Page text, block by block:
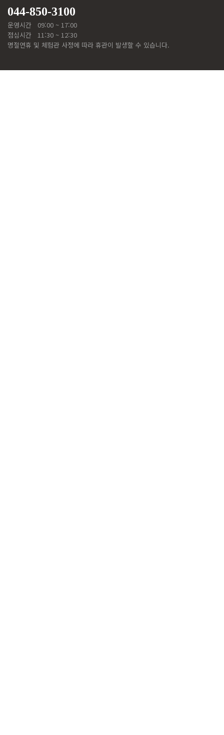
044-850-3100
운영시간
09:00 ~ 17:00
점심시간
11:30 ~ 12:30
명절연휴 및 체험관 사정에 따라 휴관이 발생할 수 있습니다.